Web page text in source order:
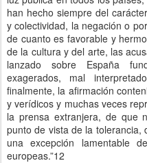
han hecho siempre del
y colectividad, la negación o
de cuanto es favorable y
de la cultura y del arte, las
lanzado sobre España
exagerados, mal
finalmente, la afirmación
y verídicos y muchas veces
la prensa extranjera, de que
punto de vista de la tolerancia,
una excepción lamentable
europeas.”12